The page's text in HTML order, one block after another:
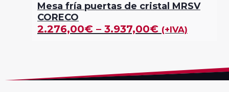
Mesa fría puertas de cristal MRSV
CORECO
2.276,00€ – 3.937,00€ (+IVA)